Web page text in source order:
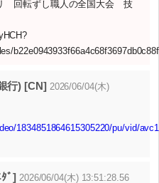
回転ずし職人の全国大会 技
行) [CN] 2026/06/04(木)
1834851864615305220/pu/vid/
ﾞ] 2026/06/04(木) 13:51:28.56